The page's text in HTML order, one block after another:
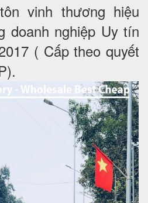
vinh thương hiệu
doanh nghiệp Uy tín
( Cấp theo quyết